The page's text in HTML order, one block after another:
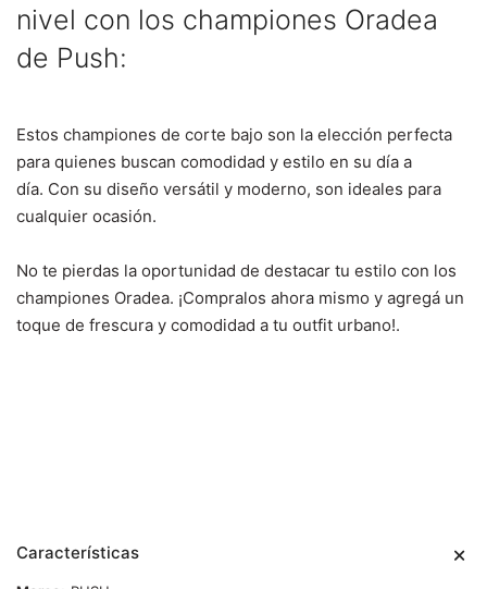
nivel con los championes Oradea
de Push:
Estos championes de corte bajo son la elección perfecta
para quienes buscan comodidad y estilo en su día a
día. Con su diseño versátil y moderno, son ideales para
cualquier ocasión.
No te pierdas la oportunidad de destacar tu estilo con los
championes Oradea. ¡Compralos ahora mismo y agregá un
toque de frescura y comodidad a tu outfit urbano!.
Características